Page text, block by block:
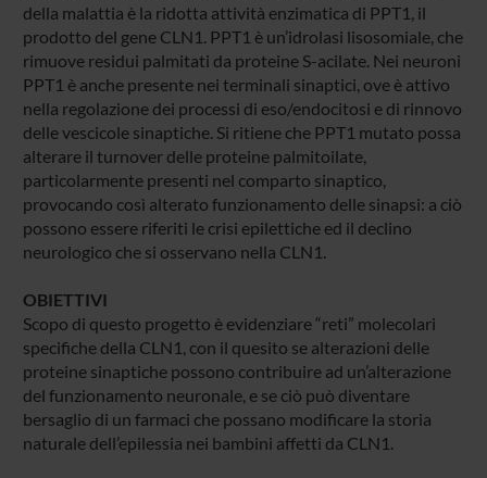
della malattia è la ridotta attività enzimatica di PPT1, il
prodotto del gene CLN1. PPT1 è un’idrolasi lisosomiale, che
rimuove residui palmitati da proteine S-acilate. Nei neuroni
PPT1 è anche presente nei terminali sinaptici, ove è attivo
nella regolazione dei processi di eso/endocitosi e di rinnovo
delle vescicole sinaptiche. Si ritiene che PPT1 mutato possa
alterare il turnover delle proteine palmitoilate,
particolarmente presenti nel comparto sinaptico,
provocando così alterato funzionamento delle sinapsi: a ciò
possono essere riferiti le crisi epilettiche ed il declino
neurologico che si osservano nella CLN1.
OBIETTIVI
Scopo di questo progetto è evidenziare “reti” molecolari
specifiche della CLN1, con il quesito se alterazioni delle
proteine sinaptiche possono contribuire ad un’alterazione
del funzionamento neuronale, e se ciò può diventare
bersaglio di un farmaci che possano modificare la storia
naturale dell’epilessia nei bambini affetti da CLN1.